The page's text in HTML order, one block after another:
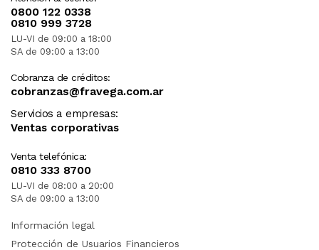
0800 122 0338
0810 999 3728
LU-VI de 09:00 a 18:00
SA de 09:00 a 13:00
Cobranza de créditos:
cobranzas@fravega.com.ar
Servicios a empresas:
Ventas corporativas
Venta telefónica:
0810 333 8700
LU-VI de 08:00 a 20:00
SA de 09:00 a 13:00
Información legal
Protección de Usuarios Financieros